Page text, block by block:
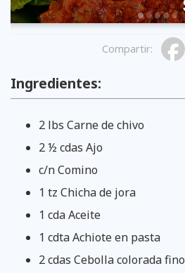
Compartir:
Ingredientes:
2 lbs Carne de chivo
2 ½ cdas Ajo
c/n Comino
1 tz Chicha de jora
1 cda Aceite
1 cdta Achiote en pasta
2 cdas Cebolla colorada fino